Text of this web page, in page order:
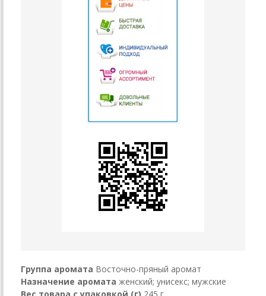
Группа аромата Восточно-пряный аромат
Назначение аромата женский; унисекс; мужские
Вес товара с упаковкой (г) 245 г